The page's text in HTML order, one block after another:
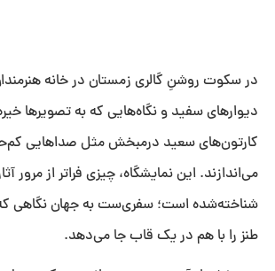
در سکوت روشنِ گالری زمستان در خانه
دیوارهای سفید و نگاه‌هایی که به تصویرها
کارتون‌های سعید درمبخش مثل صداهایی
می‌اندازند. این نمایشگاه، چیزی فراتر از مرور
شناخته‌شده است؛ سفری‌ست به جهان نگاهی
طنز را با هم در یک قاب جا می‌دهد.